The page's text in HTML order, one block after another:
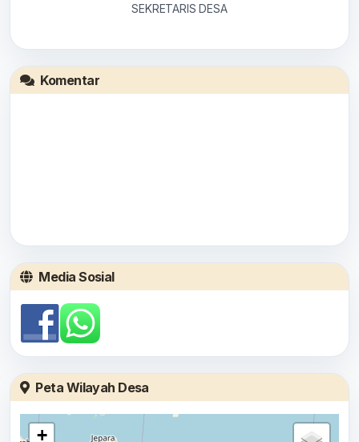
SEKRETARIS DESA
Komentar
Media Sosial
Peta Wilayah Desa
+